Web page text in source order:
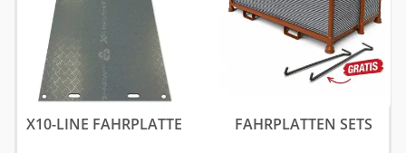
X10-LINE FAHRPLATTE FAHRPLATTEN SETS